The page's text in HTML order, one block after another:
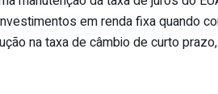
em renda fixa quando
na taxa de câmbio de curto